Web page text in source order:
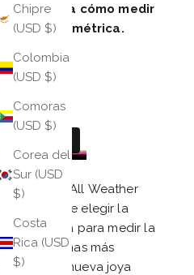
Chipre
(USD $)
Colombia
(USD $)
Comoras
(USD $)
Corea del
Sur (USD
$)
Costa
Rica (USD
$)
te muestra cómo medir
con cinta métrica.
juego de All Weather
de elegir la
métrica para medir la
de las formas más
de que tu nueva joya